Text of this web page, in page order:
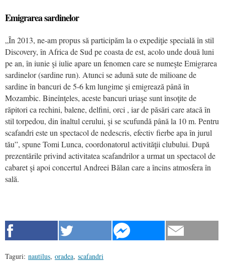
Emigrarea sardinelor
„În 2013, ne-am propus să participăm la o expediţie specială în stil
Discovery, în Africa de Sud pe coasta de est, acolo unde două luni
pe an, în iunie şi iulie apare un fenomen care se numeşte Emigrarea
sardinelor (sardine run). Atunci se adună sute de milioane de
sardine în bancuri de 5-6 km lungime şi emigrează până în
Mozambic. Bineînţeles, aceste bancuri uriaşe sunt însoţite de
răpitori ca rechini, balene, delfini, orci , iar de păsări care atacă în
stil torpedou, din înaltul cerului, şi se scufundă până la 10 m. Pentru
scafandri este un spectacol de nedescris, efectiv fierbe apa în jurul
tău”, spune Tomi Lunca, coordonatorul activităţii clubului. După
prezentările privind activitatea scafandrilor a urmat un spectacol de
cabaret şi apoi concertul Andreei Bălan care a încins atmosfera în
sală.
Taguri: nautilus, oradea, scafandri